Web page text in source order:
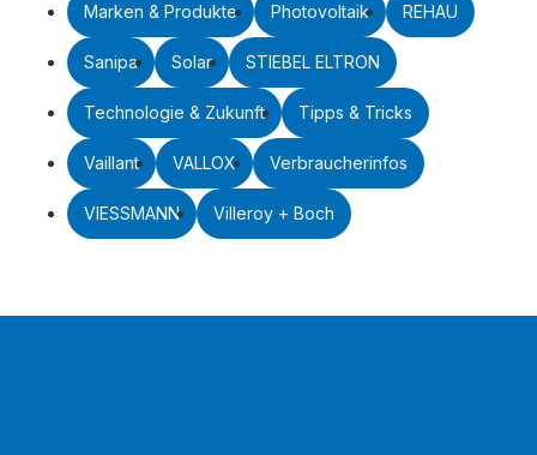
Marken & Produkte Photovoltaik REHAU
Sanipa Solar STIEBEL ELTRON
Technologie & Zukunft Tipps & Tricks
Vaillant VALLOX Verbraucherinfos
VIESSMANN Villeroy + Boch